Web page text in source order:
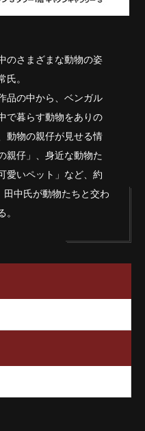
のさまざまな動物の姿
氏。
品の中から、ベンガル
で暮らす動物をありの
動物の親仔が見せる情
親仔」、身近な動物た
愛いペット」など、約
中氏が動物たちと交わ
。